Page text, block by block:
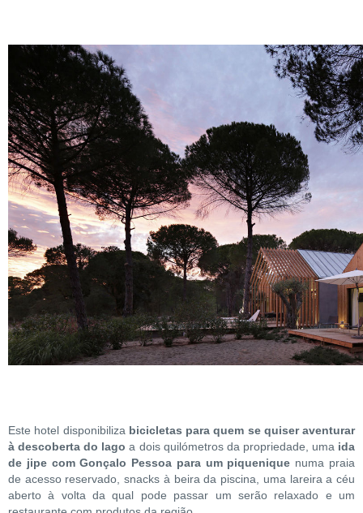
Este hotel disponibiliza bicicletas para quem se quiser aventurar
à descoberta do lago a dois quilómetros da propriedade, uma ida
de jipe com Gonçalo Pessoa para um piquenique numa praia
de acesso reservado, snacks à beira da piscina, uma lareira a céu
aberto à volta da qual pode passar um serão relaxado e um